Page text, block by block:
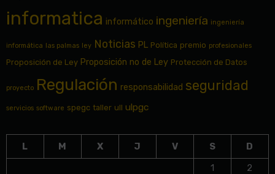
informatica informático ingeniería ingeniería
informática las palmas ley Noticias PL Política premio profesionales
Proposición de Ley Proposición no de Ley Protección de Datos
proyecto Regulación responsabilidad seguridad
servicios software spegc taller ull ulpgc
L M X J V S
D
1
2